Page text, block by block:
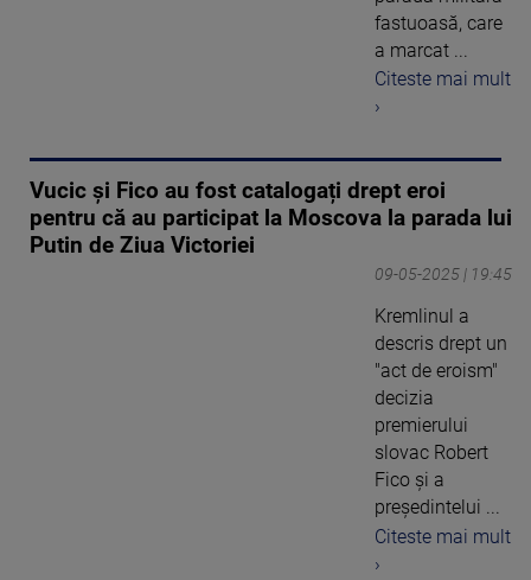
fastuoasă, care
a marcat ...
Citeste mai mult
›
Vucic şi Fico au fost catalogați drept eroi
pentru că au participat la Moscova la parada lui
Putin de Ziua Victoriei
09-05-2025 | 19:45
Kremlinul a
descris drept un
"act de eroism"
decizia
premierului
slovac Robert
Fico şi a
preşedintelui ...
Citeste mai mult
›